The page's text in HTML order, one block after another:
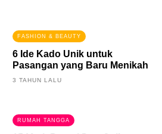
FASHION & BEAUTY
6 Ide Kado Unik untuk
Pasangan yang Baru Menikah
3 TAHUN LALU
RUMAH TANGGA